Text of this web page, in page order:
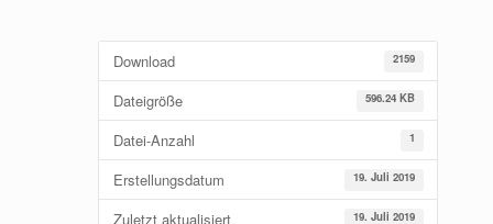
Download 2159
Dateigröße 596.24 KB
Datei-Anzahl 1
Erstellungsdatum 19. Juli 2019
Zuletzt aktualisiert 19. Juli 2019